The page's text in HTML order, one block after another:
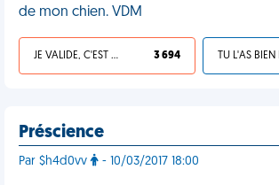
de mon chien. VDM
JE VALIDE, C'EST UNE VDM 3 694
Préscience
Par $h4d0vv - 10/03/2017 18:00